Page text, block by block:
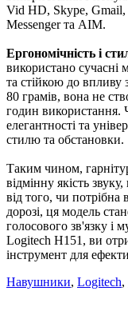
Vid HD, Skype, Gmail,
Messenger та AIM.
Ергономічність і
використано сучасні
та стійкою до впливу
80 грамів, вона не
годин використання.
елегантності та
стилю та обстановки.
Таким чином,
відмінну якість
від того, чи потрібна
дорозі, ця модель
голосового зв'язку і
Logitech H151, ви
інструмент для
Навушники, Logitech,